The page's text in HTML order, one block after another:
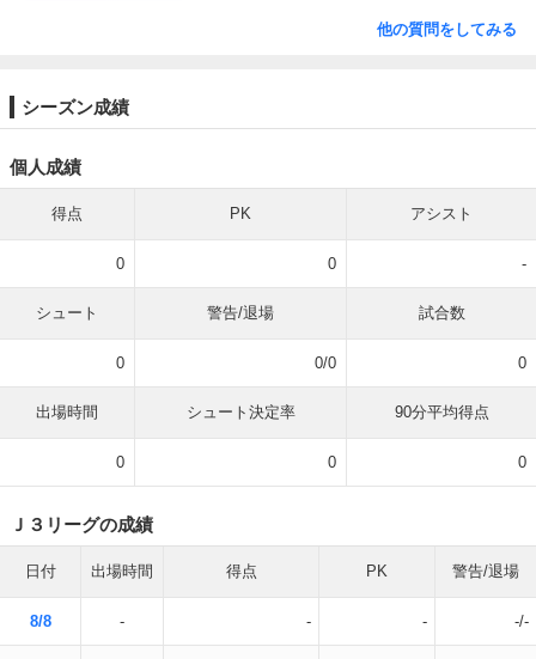
他の質問をしてみる
シーズン成績
個人成績
得点 PK アシスト
0 0 -
シュート 警告/退場 試合数
0 0/0 0
出場時間 シュート決定率 90分平均得点
0 0 0
Ｊ３リーグの成績
日付 出場時間 得点 PK 警告/退場
8/8 - - - -/-